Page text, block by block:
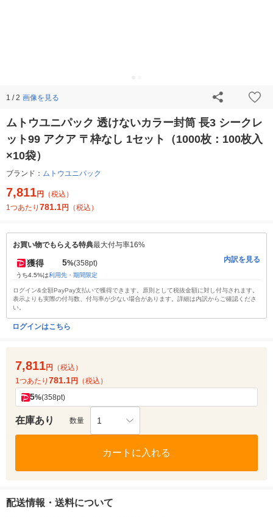
1 / 2 画像を見る
ムトウユニパック 透けないカラー封筒 長3 シークレ
ット99 アクア 〒枠なし 1セット（1000枚：100枚入
×10袋）
ブランド： ムトウユニパック
7,811円
（税込）
1つあたり 781.1円 （税込）
お買い物でもらえる特典最大付与率16%
獲得 5%(358pt)
うち4.5%は利用先・期間限定
内訳を見る
ログイン&全額PayPay支払いで獲得できます。原則として税抜金額に対し付与されます。
表示よりも実際の付与数、付与率が少ない場合があります。詳細は内訳からご確認くださ
い。
ログインはこちら
7,811円
（税込）
1つあたり 781.1円 （税込）
5%(358pt)
在庫あり 数量 1
カートに入れる
配送情報・送料について